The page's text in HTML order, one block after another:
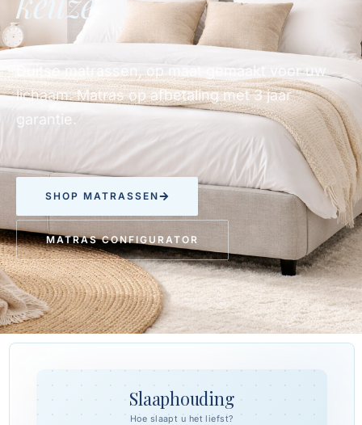
Duitse matrassen, op maat gemaakt voor uw
lichaam. Matras op afbetaling met 3 jaar
garantie.
SHOP MATRASSEN
MATRAS CONFIGURATOR
Slaaphouding
Hoe slaapt u het liefst?